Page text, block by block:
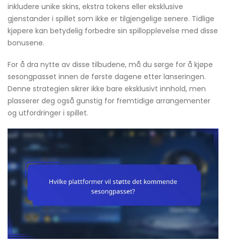
inkludere unike skins, ekstra tokens eller eksklusive
gjenstander i spillet som ikke er tilgjengelige senere. Tidlige
kjøpere kan betydelig forbedre sin spillopplevelse med disse
bonusene.
For å dra nytte av disse tilbudene, må du sørge for å kjøpe
sesongpasset innen de første dagene etter lanseringen.
Denne strategien sikrer ikke bare eksklusivt innhold, men
plasserer deg også gunstig for fremtidige arrangementer
og utfordringer i spillet.